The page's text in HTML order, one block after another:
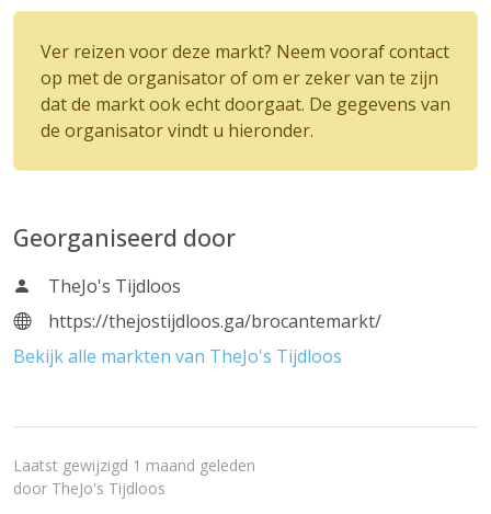
Ver reizen voor deze markt? Neem vooraf contact
op met de organisator of om er zeker van te zijn
dat de markt ook echt doorgaat. De gegevens van
de organisator vindt u hieronder.
Georganiseerd door
TheJo's Tijdloos
https://thejostijdloos.ga/brocantemarkt/
Bekijk alle markten van TheJo's Tijdloos
Laatst gewijzigd 1 maand geleden
door TheJo's Tijdloos